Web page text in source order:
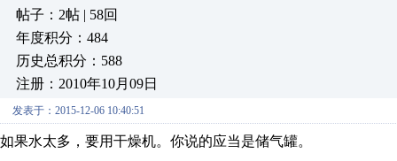
帖子：2帖 | 58回
年度积分：484
历史总积分：588
注册：2010年10月09日
发表于：2015-12-06 10:40:51
如果水太多，要用干燥机。你说的应当是储气罐。